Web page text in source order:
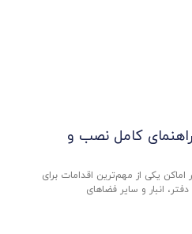
کامل نصب و
یکی از مهم‌ترین اقدامات برای
انبار و سایر فضاهای